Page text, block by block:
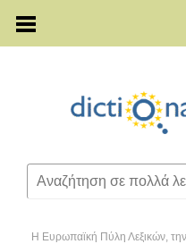
Η Ευρωπαϊκή Πύλη Λεξικών, την